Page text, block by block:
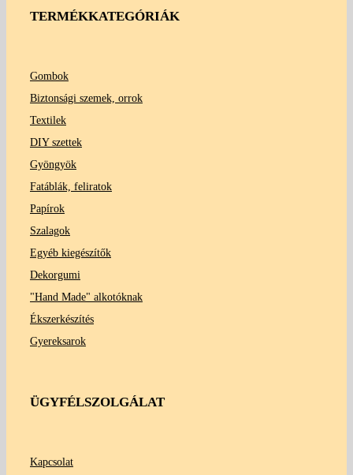
TERMÉKKATEGÓRIÁK
Gombok
Biztonsági szemek, orrok
Textilek
DIY szettek
Gyöngyök
Fatáblák, feliratok
Papírok
Szalagok
Egyéb kiegészítők
Dekorgumi
"Hand Made" alkotóknak
Ékszerkészítés
Gyereksarok
ÜGYFÉLSZOLGÁLAT
Kapcsolat